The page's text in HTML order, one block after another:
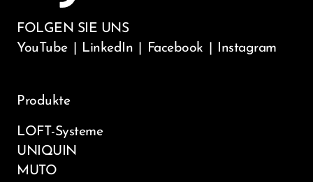
FOLGEN SIE UNS
YouTube
LinkedIn Facebook Instagram
Produkte
LOFT-Systeme
UNIQUIN
MUTO